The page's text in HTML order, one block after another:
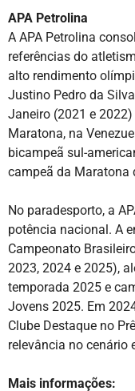
APA Petrolina
A APA Petrolina
referências do
alto rendimento
Justino Pedro da
Janeiro (2021 e
Maratona, na
bicampeã sul-
campeã da Maratona
No paradesporto, a
potência nacional. A
Campeonato
2023, 2024 e 2025),
temporada 2025 e
Jovens 2025. Em
Clube Destaque no
relevância no cenário
Mais informações: